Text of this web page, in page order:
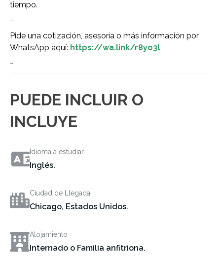
tiempo.
–
Pide una cotización, asesoría o más información por
WhatsApp aquí: https://wa.link/r8yo3l
–
PUEDE INCLUIR O
INCLUYE
Idioma a estudiar
Inglés.
Ciudad de Llegada
Chicago, Estados Unidos.
Alojamiento
Internado o Familia anfitriona.